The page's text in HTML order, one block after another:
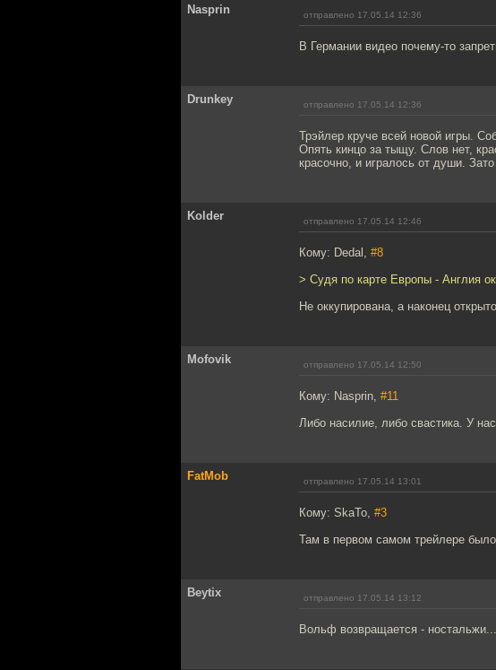
Nasprin отправлено 17.05.14 12:36
В Германии видео почему-то
Drunkey отправлено 17.05.14 12:36
Трэйлер круче всей новой игры.
Опять кинцо за тыщу. Слов нет,
красочно, и игралось от души.
Kolder отправлено 17.05.14 12:46
Кому: Dedal, #8
> Судя по карте Европы - Англия
Не оккупирована, а наконец
Mofovik отправлено 17.05.14 12:50
Кому: Nasprin, #11
Либо насилие, либо свастика. У
FatMob отправлено 17.05.14 13:01
Кому: SkaTo, #3
Там в первом самом трейлере
Beytix отправлено 17.05.14 13:12
Вольф возвращается - ностальжи...